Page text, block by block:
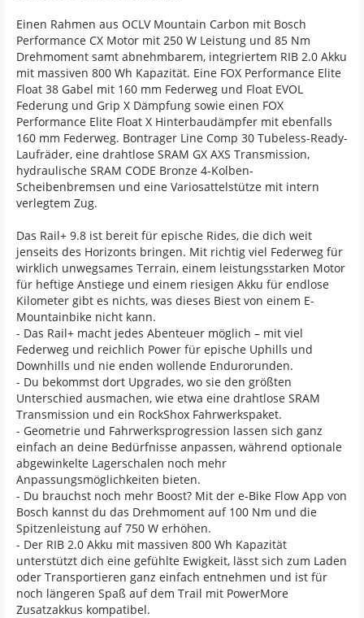
Einen Rahmen aus OCLV Mountain Carbon mit Bosch
Performance CX Motor mit 250 W Leistung und 85 Nm
Drehmoment samt abnehmbarem, integriertem RIB 2.0 Akku
mit massiven 800 Wh Kapazität. Eine FOX Performance Elite
Float 38 Gabel mit 160 mm Federweg und Float EVOL
Federung und Grip X Dämpfung sowie einen FOX
Performance Elite Float X Hinterbaudämpfer mit ebenfalls
160 mm Federweg. Bontrager Line Comp 30 Tubeless-Ready-
Laufräder, eine drahtlose SRAM GX AXS Transmission,
hydraulische SRAM CODE Bronze 4-Kolben-
Scheibenbremsen und eine Variosattelstütze mit intern
verlegtem Zug.
Das Rail+ 9.8 ist bereit für epische Rides, die dich weit
jenseits des Horizonts bringen. Mit richtig viel Federweg für
wirklich unwegsames Terrain, einem leistungsstarken Motor
für heftige Anstiege und einem riesigen Akku für endlose
Kilometer gibt es nichts, was dieses Biest von einem E-
Mountainbike nicht kann.
- Das Rail+ macht jedes Abenteuer möglich – mit viel
Federweg und reichlich Power für epische Uphills und
Downhills und nie enden wollende Endurorunden.
- Du bekommst dort Upgrades, wo sie den größten
Unterschied ausmachen, wie etwa eine drahtlose SRAM
Transmission und ein RockShox Fahrwerkspaket.
- Geometrie und Fahrwerksprogression lassen sich ganz
einfach an deine Bedürfnisse anpassen, während optionale
abgewinkelte Lagerschalen noch mehr
Anpassungsmöglichkeiten bieten.
- Du brauchst noch mehr Boost? Mit der e-Bike Flow App von
Bosch kannst du das Drehmoment auf 100 Nm und die
Spitzenleistung auf 750 W erhöhen.
- Der RIB 2.0 Akku mit massiven 800 Wh Kapazität
unterstützt dich eine gefühlte Ewigkeit, lässt sich zum Laden
oder Transportieren ganz einfach entnehmen und ist für
noch längeren Spaß auf dem Trail mit PowerMore
Zusatzakkus kompatibel.